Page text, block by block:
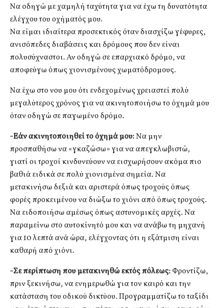
Να οδηγώ με χαμηλή ταχύτητα για να έχω τη δυνατότητα
ελέγχου του οχήματός μου.
Να είμαι ιδιαίτερα προσεκτικός όταν διασχίζω γέφυρες,
ανισόπεδες διαβάσεις και δρόμους που δεν είναι
πολυσύχναστοι. Αν οδηγώ σε επαρχιακό δρόμο, να
αποφεύγω όπως χιονισμένους χωματόδρομους.
Να έχω στο νου μου ότι ενδεχομένως χρειαστεί πολύ
μεγαλύτερος χρόνος για να ακινητοποιήσω το όχημά μου
όταν οδηγώ σε παγωμένο δρόμο.
-Εάν ακινητοποιηθεί το όχημά μου:Να μην
προσπαθήσω να «γκαζώσω» για να απεγκλωβιστώ,
γιατί οι τροχοί κινδυνεύουν να εισχωρήσουν ακόμα πιο
βαθιά ειδικά σε πολύ χιονισμένα σημεία. Να
μετακινήσω δεξιά και αριστερά όπως τροχούς όπως
φορές προκειμένου να διώξω το χιόνι από όπως τροχούς.
Να ειδοποιήσω αμέσως όπως αστυνομικές αρχές. Να
παραμείνω στο αυτοκίνητό μου και να ανάβω τη μηχανή
για 10 λεπτά ανά ώρα, ελέγχοντας ότι η εξάτμιση είναι
καθαρή από χιόνι.
-Σε περίπτωση που μετακινηθώ εκτός πόλεως:Φροντίζω,
πριν ξεκινήσω, να ενημερωθώ για τον καιρό και την
κατάσταση του οδικού δικτύου. Προγραμματίζω το ταξίδι